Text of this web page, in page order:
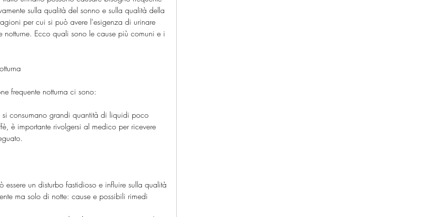
sulla qualità del sonno e sulla qualità della
per cui si può avere l'esigenza di urinare
notturne. Ecco quali sono le cause più comuni e i
frequente notturna ci sono:
consumano grandi quantità di liquidi poco
è importante rivolgersi al medico per ricevere
essere un disturbo fastidioso e influire sulla qualità
ma solo di notte: cause e possibili rimedi